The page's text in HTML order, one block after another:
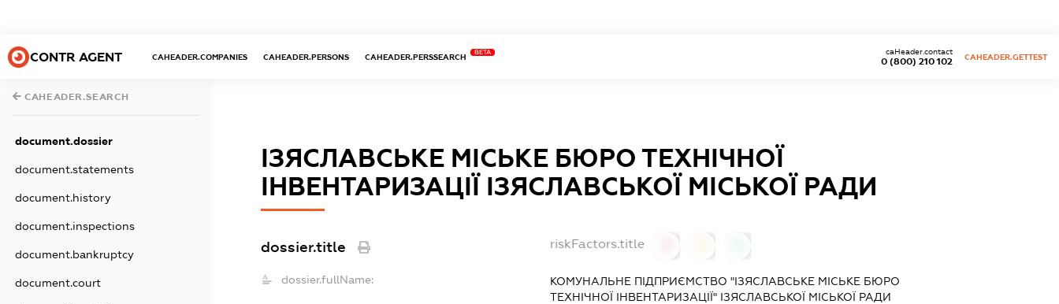
CONTR AGENT CAHEADER.COMPANIES CAHEADER.PERSONS CAHEADER.PERSSEARCH
BETA
0 (800) 210 102
caHeader.contact
CAHEADER.GETTEST
CAHEADER.SEARCH
document.dossier
document.statements
document.history
document.inspections
document.bankruptcy
document.court
ІЗЯСЛАВСЬКЕ МІСЬКЕ БЮРО ТЕХНІЧНОЇ
ІНВЕНТАРИЗАЦІЇ ІЗЯСЛАВСЬКОЇ МІСЬКОЇ РАДИ
dossier.title riskFactors.title
dossier.fullName:
КОМУНАЛЬНЕ ПІДПРИЄМСТВО "ІЗЯСЛАВСЬКЕ МІСЬКЕ БЮРО
ТЕХНІЧНОЇ ІНВЕНТАРИЗАЦІЇ" ІЗЯСЛАВСЬКОЇ МІСЬКОЇ РАДИ